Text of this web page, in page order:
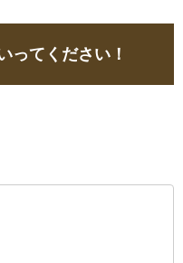
ってください！